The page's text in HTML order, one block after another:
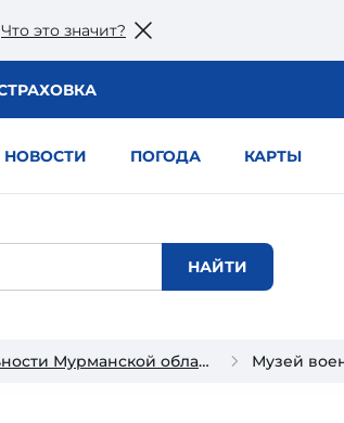
Что это значит?
НОВОСТИ ПОГОДА КАРТЫ
Достопримечательности Мурманской области